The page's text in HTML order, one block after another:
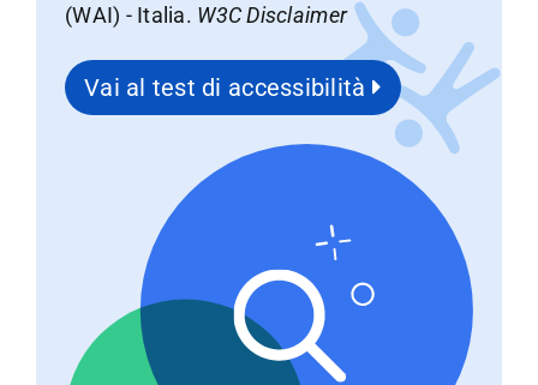
(WAI) - Italia. W3C Disclaimer
Vai al test di accessibilità